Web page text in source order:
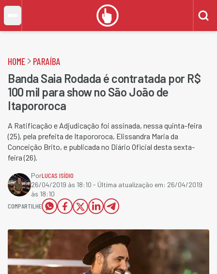
HOME PARAÍBA
Banda Saia Rodada é contratada por R$
100 mil para show no São João de
Itapororoca
A Ratificação e Adjudicação foi assinada, nessa quinta-feira
(25), pela prefeita de Itapororoca, Elissandra Maria da
Conceição Brito, e publicada no Diário Oficial desta sexta-
feira (26).
PorLUCAS ISÍDIO
26/04/2019 às 18:10 - Última atualização em: 26/04/2019
às 18:10
COMPARTILHE